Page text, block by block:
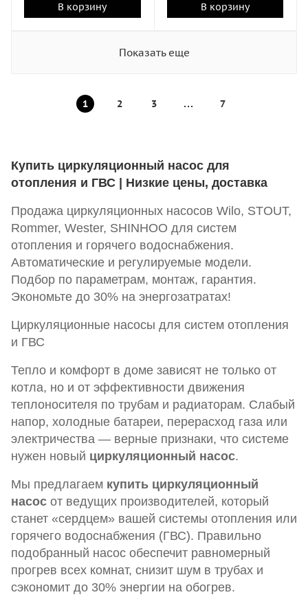
В корзину В корзину
Показать еще
1 2 3 7
Купить циркуляционный насос для
отопления и ГВС | Низкие цены, доставка
Продажа циркуляционных насосов Wilo, STOUT,
Rommer, Wester, SHINHOO для систем
отопления и горячего водоснабжения.
Автоматические и регулируемые модели.
Подбор по параметрам, монтаж, гарантия.
Экономьте до 30% на энергозатратах!
Циркуляционные насосы для систем отопления
и ГВС
Тепло и комфорт в доме зависят не только от
котла, но и от эффективности движения
теплоносителя по трубам и радиаторам. Слабый
напор, холодные батареи, перерасход газа или
электричества — верные признаки, что системе
нужен новый циркуляционный насос.
Мы предлагаем купить циркуляционный
насос от ведущих производителей, который
станет «сердцем» вашей системы отопления или
горячего водоснабжения (ГВС). Правильно
подобранный насос обеспечит равномерный
прогрев всех комнат, снизит шум в трубах и
сэкономит до 30% энергии на обогрев.